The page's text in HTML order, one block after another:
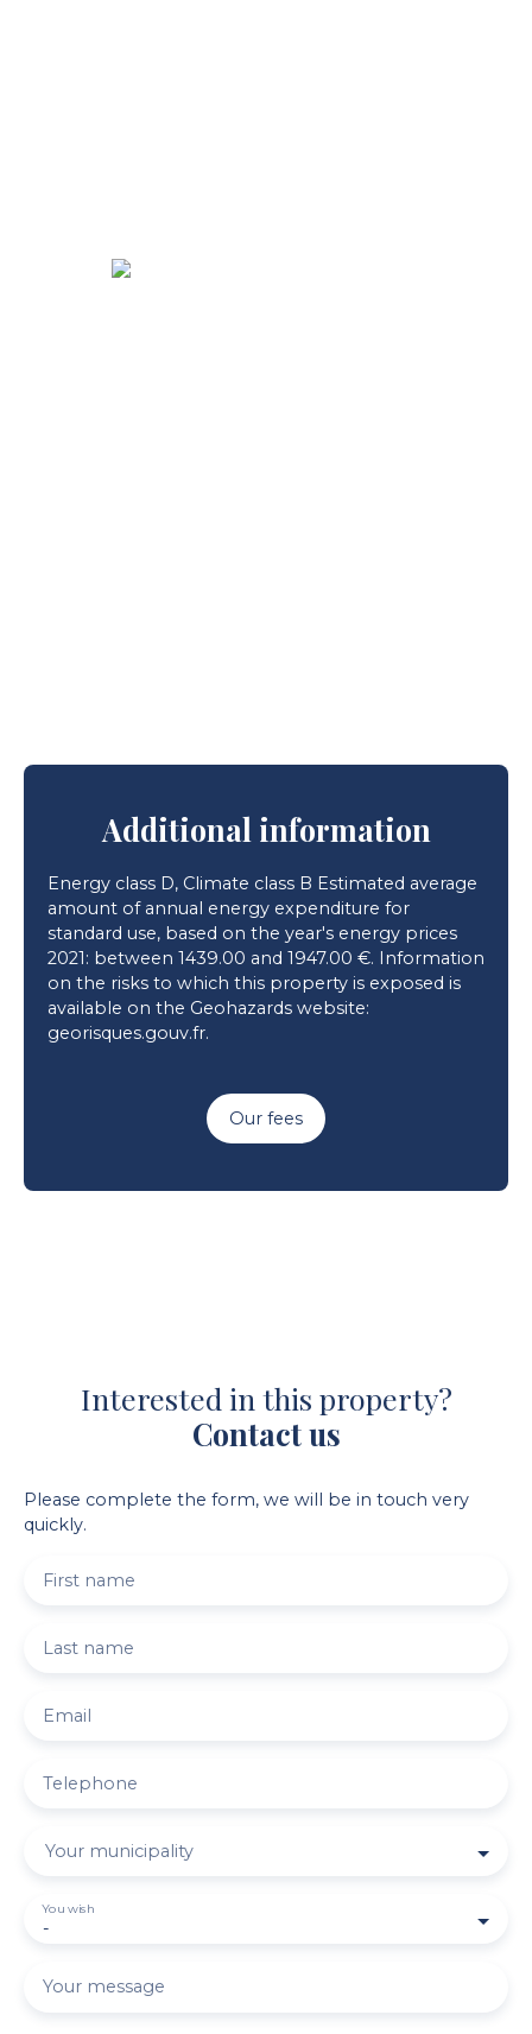
Additional information
Energy class D, Climate class B Estimated average
amount of annual energy expenditure for
standard use, based on the year's energy prices
2021: between 1439.00 and 1947.00 €. Information
on the risks to which this property is exposed is
available on the Geohazards website:
georisques.gouv.fr.
Our fees
Interested in this property?
Contact us
Please complete the form, we will be in touch very
quickly.
First name
Last name
Email
Telephone
Your municipality
-
You wish
Your message